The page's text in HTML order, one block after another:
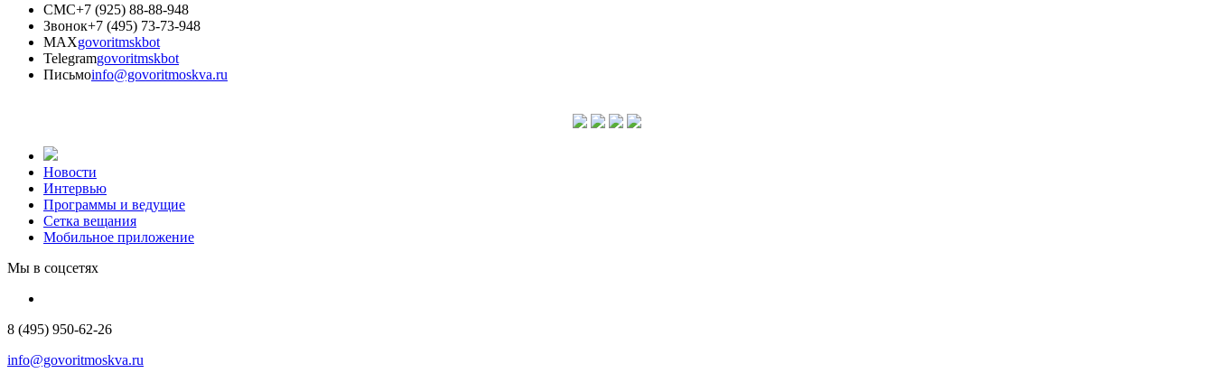
СМС+7 (925) 88-88-948
Звонок+7 (495) 73-73-948
MAXgovoritmskbot
Telegramgovoritmskbot
Письмоinfo@govoritmoskva.ru
Новости
Интервью
Программы и ведущие
Сетка вещания
Мобильное приложение
Мы в соцсетях
8 (495) 950-62-26
info@govoritmoskva.ru